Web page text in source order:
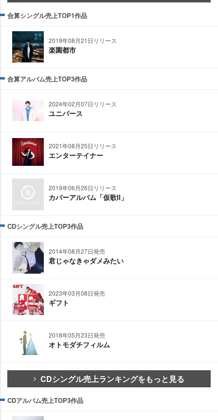
合算シングル売上TOP1作品
2019年08月21日リリース
楽園都市
合算アルバム売上TOP3作品
2024年02月07日リリース
ユニバース
2021年08月25日リリース
エンターテイナー
2019年06月26日リリース
カバーアルバム「仮歌Ⅱ」
CDシングル売上TOP3作品
2014年08月27日発売
君じゃなきゃダメみたい
2023年03月08日発売
ギフト
2018年05月23日発売
オトモダチフィルム
CDシングル売上ランキングをもっと見る
CDアルバム売上TOP3作品